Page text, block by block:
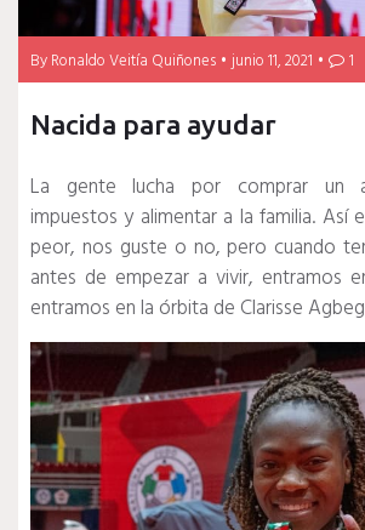
ByRonaldo Veitía Quiñones junio 11, 2021 1
Nacida para ayudar
La gente lucha por comprar un
impuestos y alimentar a la familia. Así
peor, nos guste o no, pero cuando
antes de empezar a vivir, entramos
entramos en la órbita de Clarisse